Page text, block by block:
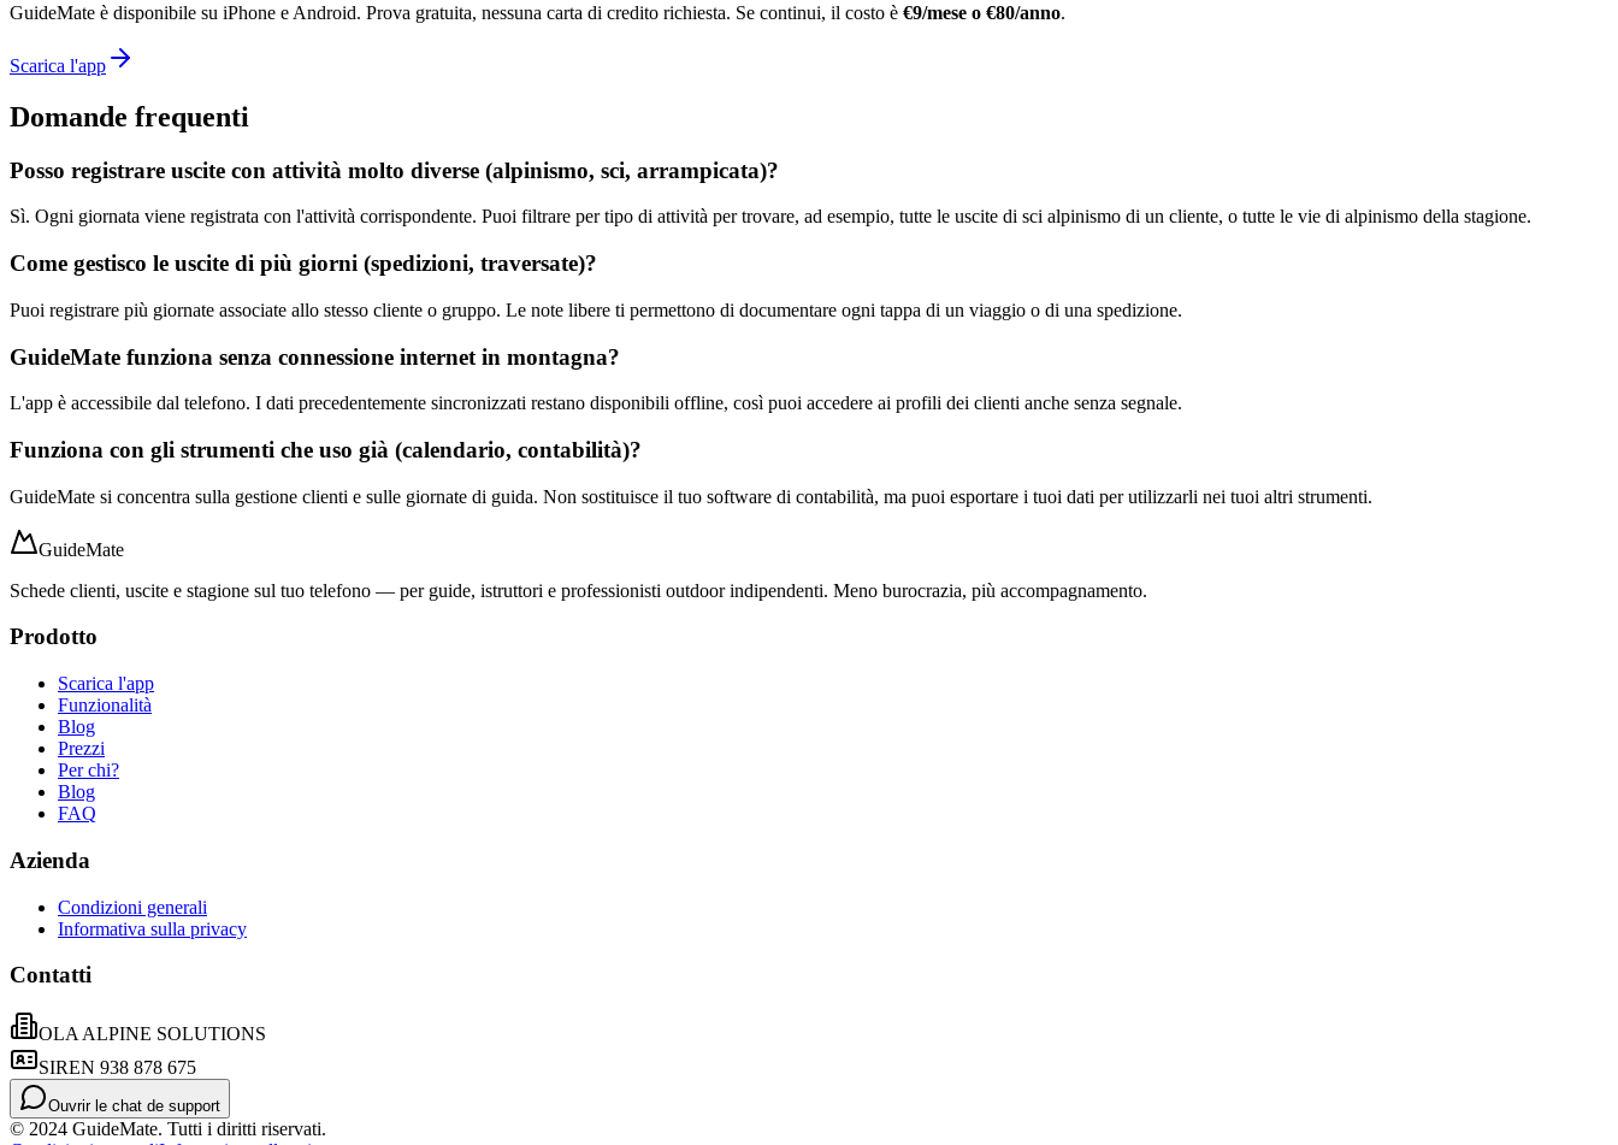
GuideMate è disponibile su iPhone e Android. Prova gratuita, nessuna carta di credito richiesta. Se continui, il costo è €9/mese o €80/anno.
Scarica l'app
Domande frequenti
Posso registrare uscite con attività molto diverse (alpinismo, sci, arrampicata)?
Sì. Ogni giornata viene registrata con l'attività corrispondente. Puoi filtrare per tipo di attività per trovare, ad esempio, tutte le uscite di sci alpinismo di un cliente, o tutte le vie di alpinismo della stagione.
Come gestisco le uscite di più giorni (spedizioni, traversate)?
Puoi registrare più giornate associate allo stesso cliente o gruppo. Le note libere ti permettono di documentare ogni tappa di un viaggio o di una spedizione.
GuideMate funziona senza connessione internet in montagna?
L'app è accessibile dal telefono. I dati precedentemente sincronizzati restano disponibili offline, così puoi accedere ai profili dei clienti anche senza segnale.
Funziona con gli strumenti che uso già (calendario, contabilità)?
GuideMate si concentra sulla gestione clienti e sulle giornate di guida. Non sostituisce il tuo software di contabilità, ma puoi esportare i tuoi dati per utilizzarli nei tuoi altri strumenti.
GuideMate
Schede clienti, uscite e stagione sul tuo telefono — per guide, istruttori e professionisti outdoor indipendenti. Meno burocrazia, più accompagnamento.
Prodotto
Scarica l'app
Funzionalità
Blog
Prezzi
Per chi?
Blog
FAQ
Azienda
Condizioni generali
Informativa sulla privacy
Contatti
OLA ALPINE SOLUTIONS
SIREN 938 878 675
Ouvrir le chat de support
© 2024 GuideMate. Tutti i diritti riservati.